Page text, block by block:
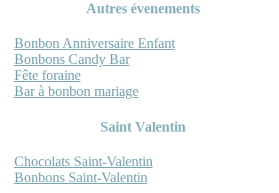
Autres évenements
Bonbon Anniversaire Enfant
Bonbons Candy Bar
Fête foraine
Bar à bonbon mariage
Saint Valentin
Chocolats Saint-Valentin
Bonbons Saint-Valentin